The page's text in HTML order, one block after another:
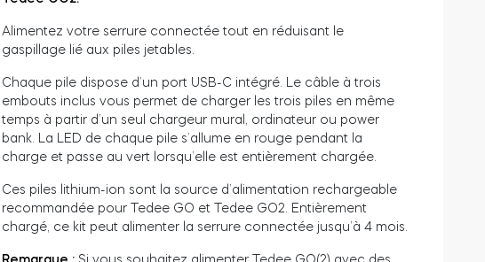
Alimentez votre serrure connectée tout en réduisant le
gaspillage lié aux piles jetables.
Chaque pile dispose d’un port USB-C intégré. Le câble à trois
embouts inclus vous permet de charger les trois piles en même
temps à partir d’un seul chargeur mural, ordinateur ou power
bank. La LED de chaque pile s’allume en rouge pendant la
charge et passe au vert lorsqu’elle est entièrement chargée.
Ces piles lithium-ion sont la source d’alimentation rechargeable
recommandée pour Tedee GO et Tedee GO2. Entièrement
chargé, ce kit peut alimenter la serrure connectée jusqu’à 4 mois.
Remarque :Si vous souhaitez alimenter Tedee GO(2) avec des